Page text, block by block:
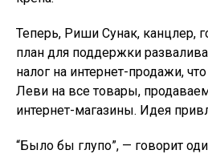
Теперь, Риши Сунак, канцлер,
план для поддержки
налог на интернет-продажи,
Леви на все товары,
интернет-магазины. Идея
“Было бы глупо”, — говорит